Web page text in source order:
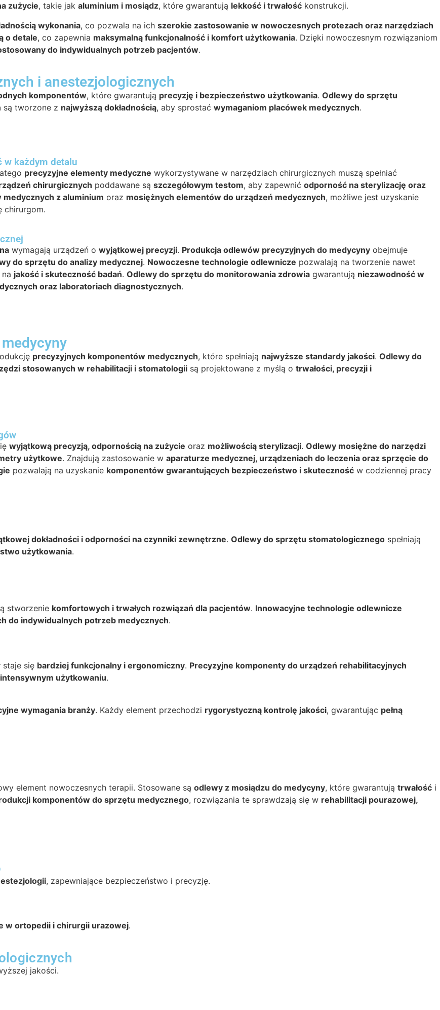
zużycie, takie jak aluminium i mosiądz, które gwarantują lekkość i trwałość konstrukcji.
wykonania, co pozwala na ich szerokie zastosowanie w nowoczesnych protezach oraz narzędziach
o detale, co zapewnia maksymalną funkcjonalność i komfort użytkowania. Dzięki nowoczesnym rozwiązaniom
do indywidualnych potrzeb pacjentów.
i anestezjologicznych
komponentów, które gwarantują precyzję i bezpieczeństwo użytkowania. Odlewy do sprzętu
są tworzone z najwyższą dokładnością, aby sprostać wymaganiom placówek medycznych.
w każdym detalu
precyzyjne elementy medyczne wykorzystywane w narzędziach chirurgicznych muszą spełniać
chirurgicznych poddawane są szczegółowym testom, aby zapewnić odporność na sterylizację oraz
z aluminium oraz mosiężnych elementów do urządzeń medycznych, możliwe jest uzyskanie
chirurgom.
wymagają urządzeń o wyjątkowej precyzji. Produkcja odlewów precyzyjnych do medycyny obejmuje
do sprzętu do analizy medycznej. Nowoczesne technologie odlewnicze pozwalają na tworzenie nawet
jakość i skuteczność badań. Odlewy do sprzętu do monitorowania zdrowia gwarantują niezawodność w
oraz laboratoriach diagnostycznych.
precyzyjnych komponentów medycznych, które spełniają najwyższe standardy jakości. Odlewy do
stosowanych w rehabilitacji i stomatologii są projektowane z myślą o trwałości, precyzji i
wyjątkową precyzją, odpornością na zużycie oraz możliwością sterylizacji. Odlewy mosiężne do narzędzi
użytkowe. Znajdują zastosowanie w aparaturze medycznej, urządzeniach do leczenia oraz sprzęcie do
pozwalają na uzyskanie komponentów gwarantujących bezpieczeństwo i skuteczność w codziennej pracy
dokładności i odporności na czynniki zewnętrzne. Odlewy do sprzętu stomatologicznego spełniają
użytkowania.
stworzenie komfortowych i trwałych rozwiązań dla pacjentów. Innowacyjne technologie odlewnicze
do indywidualnych potrzeb medycznych.
staje się bardziej funkcjonalny i ergonomiczny. Precyzyjne komponenty do urządzeń rehabilitacyjnych
intensywnym użytkowaniu.
wymagania branży. Każdy element przechodzi rygorystyczną kontrolę jakości, gwarantując pełną
element nowoczesnych terapii. Stosowane są odlewy z mosiądzu do medycyny, które gwarantują trwałość i
komponentów do sprzętu medycznego, rozwiązania te sprawdzają się w rehabilitacji pourazowej,
, zapewniające bezpieczeństwo i precyzję.
w ortopedii i chirurgii urazowej.
jakości.